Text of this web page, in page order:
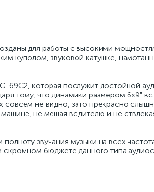
для работы с высокими
куполом, звуковой катушке,
69C2, которая послужит достойной
тому, что динамики размером 6x9"
совсем не видно, зато прекрасно
не мешая водителю и не
звучания музыки на всех
бюджете данного типа